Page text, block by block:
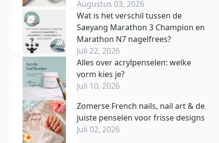
Augustus 03, 2026
Wat is het verschil tussen de
Saeyang Marathon 3 Champion en
Marathon N7 nagelfrees?
Juli 22, 2026
Alles over acrylpenselen: welke
vorm kies je?
Juli 10, 2026
Zomerse French nails, nail art & de
juiste penselen voor frisse designs
Juli 02, 2026